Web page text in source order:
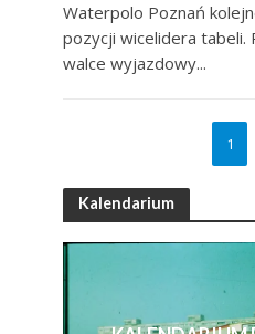
Waterpolo Poznań
pozycji wicelidera tabeli.
walce wyjazdowy...
1
Kalendarium